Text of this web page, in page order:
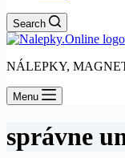
Search
NÁLEPKY,
Menu
správne